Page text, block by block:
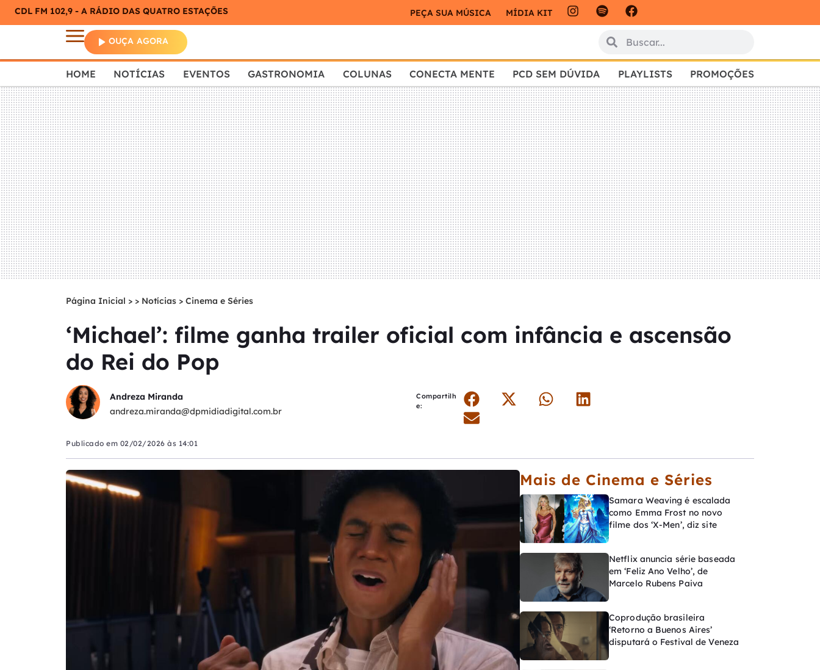
CDL FM 102,9 - A RÁDIO DAS QUATRO ESTAÇÕES PEÇA SUA MÚSICA MÍDIA KIT
OUÇA AGORA
HOME NOTÍCIAS EVENTOS GASTRONOMIA COLUNAS CONECTA MENTE PCD SEM DÚVIDA PLAYLISTS PROMOÇÕES
Página Inicial > Notícias > Cinema e Séries
‘Michael’: filme ganha trailer oficial com infância e ascensão
do Rei do Pop
Andreza Miranda
andreza.miranda@dpmidiadigital.com.br
Compartilh
e:
Publicado em 02/02/2026 às 14:01
Mais de Cinema e Séries
Samara Weaving é escalada
como Emma Frost no novo
filme dos ‘X-Men’, diz site
Netflix anuncia série baseada
em ‘Feliz Ano Velho’, de
Marcelo Rubens Paiva
Coprodução brasileira
‘Retorno a Buenos Aires’
disputará o Festival de Veneza